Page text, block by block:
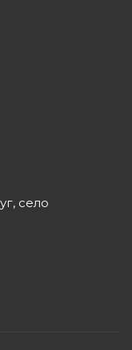
село